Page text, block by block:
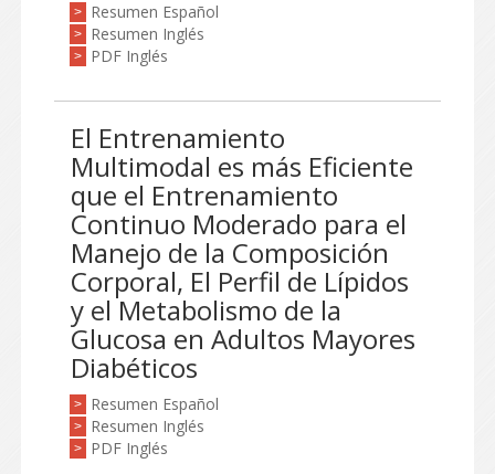
> Resumen Español
> Resumen Inglés
> PDF Inglés
El Entrenamiento
Multimodal es más Eficiente
que el Entrenamiento
Continuo Moderado para el
Manejo de la Composición
Corporal, El Perfil de Lípidos
y el Metabolismo de la
Glucosa en Adultos Mayores
Diabéticos
> Resumen Español
> Resumen Inglés
> PDF Inglés